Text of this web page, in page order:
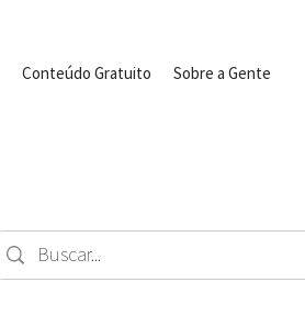
Conteúdo Gratuito Sobre a Gente